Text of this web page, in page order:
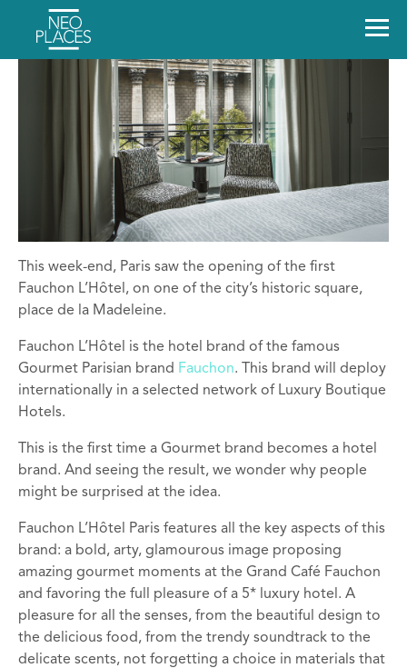
This week-end, Paris saw the opening of the first
Fauchon L’Hôtel, on one of the city’s historic square,
place de la Madeleine.
Fauchon L’Hôtel is the hotel brand of the famous
Gourmet Parisian brand Fauchon. This brand will deploy
internationally in a selected network of Luxury Boutique
Hotels.
This is the first time a Gourmet brand becomes a hotel
brand. And seeing the result, we wonder why people
might be surprised at the idea.
Fauchon L’Hôtel Paris features all the key aspects of this
brand: a bold, arty, glamourous image proposing
amazing gourmet moments at the Grand Café Fauchon
and favoring the full pleasure of a 5* luxury hotel. A
pleasure for all the senses, from the beautiful design to
the delicious food, from the trendy soundtrack to the
delicate scents, not forgetting a choice in materials that